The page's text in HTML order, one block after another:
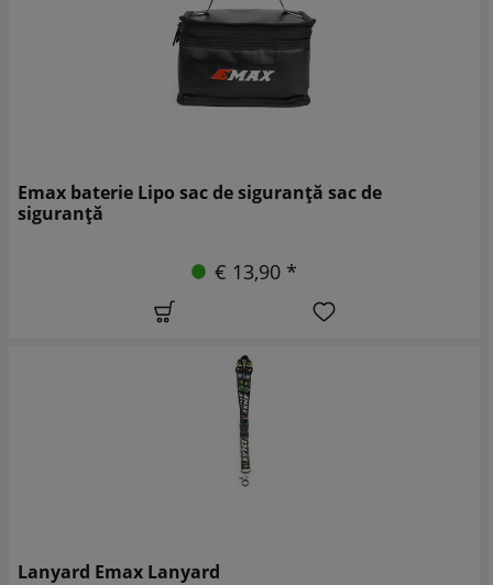
Emax baterie Lipo sac de siguranță sac de
siguranță
€ 13,90 *
Lanyard Emax Lanyard